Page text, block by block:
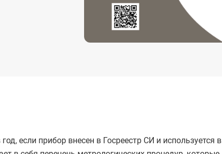
если прибор внесен в Госреестр СИ и используется в